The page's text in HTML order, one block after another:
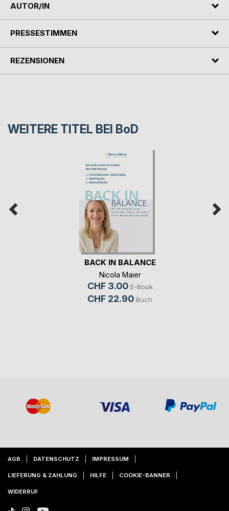
AUTOR/IN
PRESSESTIMMEN
REZENSIONEN
WEITERE TITEL BEI BoD
BACK IN BALANCE
Nicola Maier
CHF 3.00 E-Book
CHF 22.90 Buch
AGB DATENSCHUTZ IMPRESSUM
LIEFERUNG & ZAHLUNG HILFE COOKIE-BANNER
WIDERRUF